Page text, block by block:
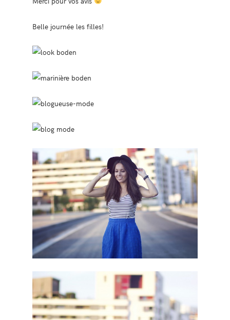
Belle journée les filles!